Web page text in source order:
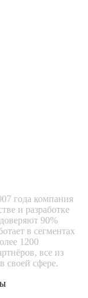
года компания
и разработке
90%
в сегментах
1200
все из
своей сфере.